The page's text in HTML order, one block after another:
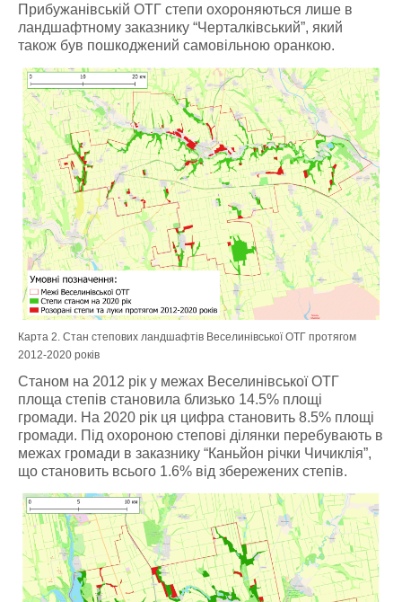
Прибужанівській ОТГ степи охороняються лише в
ландшафтному заказнику “Черталківський”, який
також був пошкоджений самовільною оранкою.
Карта 2. Стан степових ландшафтів Веселинівської ОТГ протягом
2012-2020 років
Станом на 2012 рік у межах Веселинівської ОТГ
площа степів становила близько 14.5% площі
громади. На 2020 рік ця цифра становить 8.5% площі
громади. Під охороною степові ділянки перебувають в
межах громади в заказнику “Каньйон річки Чичиклія”,
що становить всього 1.6% від збережених степів.